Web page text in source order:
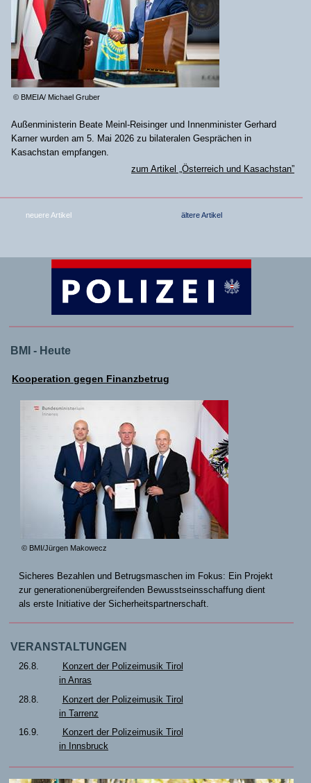
© BMEIA/ Michael Gruber
Außenministerin Beate Meinl-Reisinger und Innenminister Gerhard
Karner wurden am 5. Mai 2026 zu bilateralen Gesprächen in
Kasachstan empfangen.
zum Artikel „Österreich und Kasachstan”
neuere Artikel ältere Artikel
BMI - Heute
Kooperation gegen Finanzbetrug
© BMI/Jürgen Makowecz
Sicheres Bezahlen und Betrugsmaschen im Fokus: Ein Projekt
zur generationenübergreifenden Bewusstseinsschaffung dient
als erste Initiative der Sicherheitspartnerschaft.
VERANSTALTUNGEN
26.8.
Konzert der Polizeimusik Tirol
in Anras
28.8.
Konzert der Polizeimusik Tirol
in Tarrenz
16.9.
Konzert der Polizeimusik Tirol
in Innsbruck